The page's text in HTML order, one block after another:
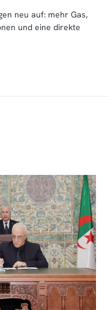
neu auf: mehr Gas,
und eine direkte